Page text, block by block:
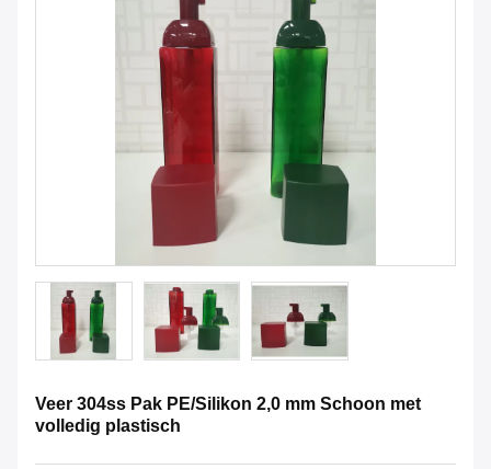
Veer 304ss Pak PE/Silikon 2,0 mm Schoon met
volledig plastisch